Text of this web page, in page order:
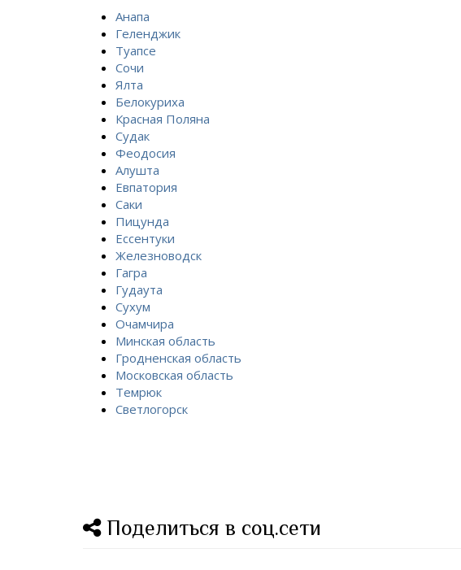
Анапа
Геленджик
Туапсе
Сочи
Ялта
Белокуриха
Красная Поляна
Судак
Феодосия
Алушта
Евпатория
Саки
Пицунда
Ессентуки
Железноводск
Гагра
Гудаута
Сухум
Очамчира
Минская область
Гродненская область
Московская область
Темрюк
Светлогорск
Поделиться в соц.сети